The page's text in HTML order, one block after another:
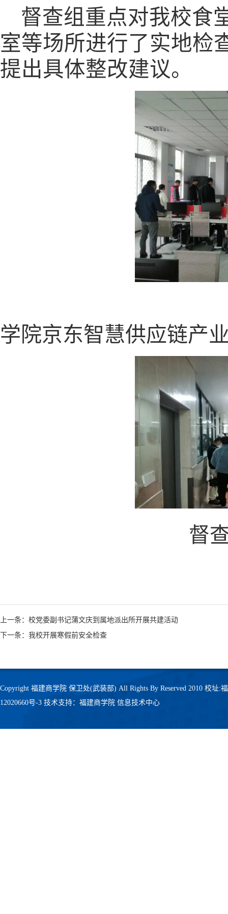
督查组重点对我校食
室等场所进行了实地检
提出具体整改建议。
学院京东智慧供应链产
督
上一条：校党委副书记蒲文庆到属地派出所开展共建活动
下一条：我校开展寒假前安全检查
Copyright 福建商学院 保卫处(武装部) All Rights By Reserved 2010 校址:
12020660号-3 技术支持：福建商学院 信息技术中心